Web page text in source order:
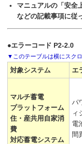
マニュアルの「安全
などの記載事項に従
●エラーコード P2-2.0
対象システム エ
マルチ蓄電
プラットフォーム
住・産共用自家消
費
対応蓄電システム
パ
ィ
電
間